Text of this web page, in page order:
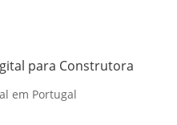
para Construtora
em Portugal